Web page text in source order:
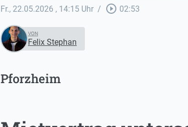
Fr., 22.05.2026 , 14:15 Uhr / play_circle_outline 02:53
VON
Felix Stephan
Pforzheim